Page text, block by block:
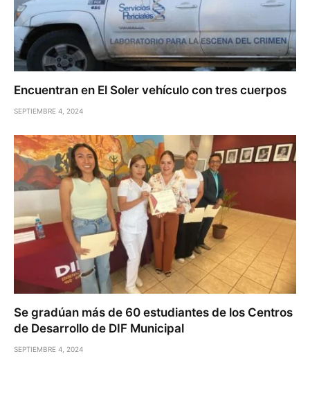
Encuentran en El Soler vehículo con tres cuerpos
SEPTIEMBRE 4, 2024
Se gradúan más de 60 estudiantes de los Centros
de Desarrollo de DIF Municipal
SEPTIEMBRE 4, 2024